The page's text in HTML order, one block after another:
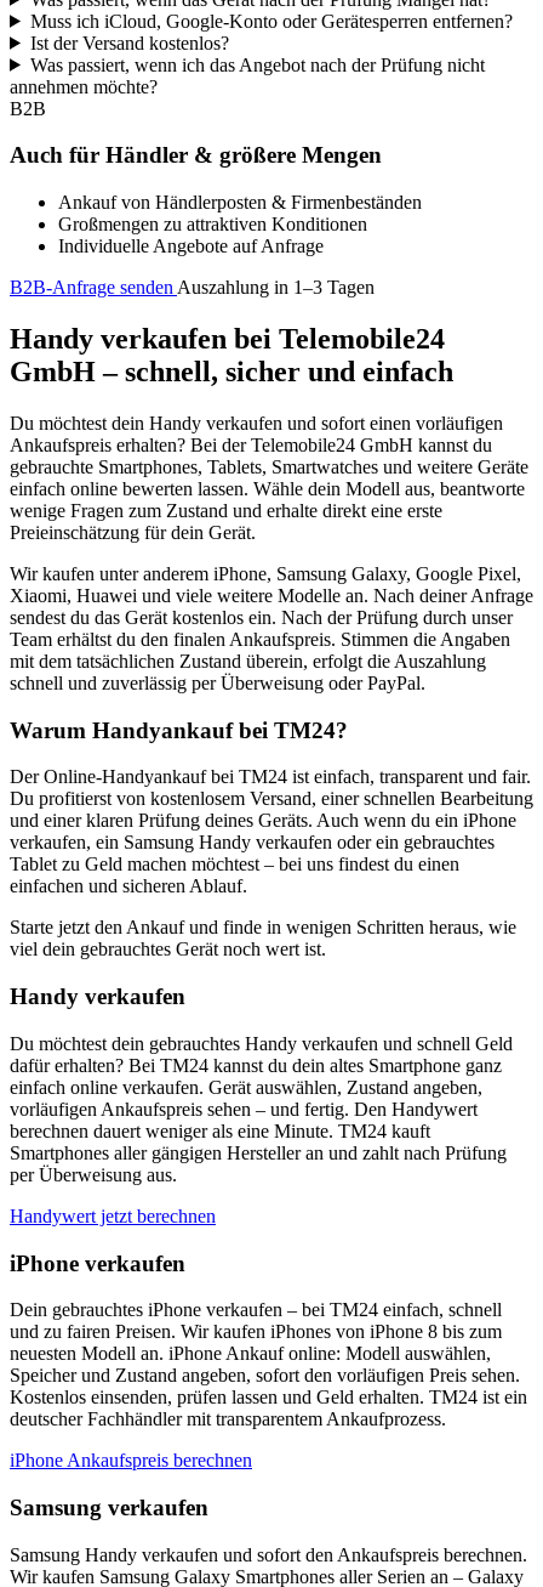
Muss ich iCloud, Google-Konto oder Gerätesperren entfernen?
Ist der Versand kostenlos?
Was passiert, wenn ich das Angebot nach der Prüfung nicht
annehmen möchte?
B2B
Auch für Händler & größere Mengen
Ankauf von Händlerposten & Firmenbeständen
Großmengen zu attraktiven Konditionen
Individuelle Angebote auf Anfrage
B2B-Anfrage senden Auszahlung in 1–3 Tagen
Handy verkaufen bei Telemobile24
GmbH – schnell, sicher und einfach
Du möchtest dein Handy verkaufen und sofort einen vorläufigen
Ankaufspreis erhalten? Bei der Telemobile24 GmbH kannst du
gebrauchte Smartphones, Tablets, Smartwatches und weitere Geräte
einfach online bewerten lassen. Wähle dein Modell aus, beantworte
wenige Fragen zum Zustand und erhalte direkt eine erste
Preieinschätzung für dein Gerät.
Wir kaufen unter anderem iPhone, Samsung Galaxy, Google Pixel,
Xiaomi, Huawei und viele weitere Modelle an. Nach deiner Anfrage
sendest du das Gerät kostenlos ein. Nach der Prüfung durch unser
Team erhältst du den finalen Ankaufspreis. Stimmen die Angaben
mit dem tatsächlichen Zustand überein, erfolgt die Auszahlung
schnell und zuverlässig per Überweisung oder PayPal.
Warum Handyankauf bei TM24?
Der Online-Handyankauf bei TM24 ist einfach, transparent und fair.
Du profitierst von kostenlosem Versand, einer schnellen Bearbeitung
und einer klaren Prüfung deines Geräts. Auch wenn du ein iPhone
verkaufen, ein Samsung Handy verkaufen oder ein gebrauchtes
Tablet zu Geld machen möchtest – bei uns findest du einen
einfachen und sicheren Ablauf.
Starte jetzt den Ankauf und finde in wenigen Schritten heraus, wie
viel dein gebrauchtes Gerät noch wert ist.
Handy verkaufen
Du möchtest dein gebrauchtes Handy verkaufen und schnell Geld
dafür erhalten? Bei TM24 kannst du dein altes Smartphone ganz
einfach online verkaufen. Gerät auswählen, Zustand angeben,
vorläufigen Ankaufspreis sehen – und fertig. Den Handywert
berechnen dauert weniger als eine Minute. TM24 kauft
Smartphones aller gängigen Hersteller an und zahlt nach Prüfung
per Überweisung aus.
Handywert jetzt berechnen
iPhone verkaufen
Dein gebrauchtes iPhone verkaufen – bei TM24 einfach, schnell
und zu fairen Preisen. Wir kaufen iPhones von iPhone 8 bis zum
neuesten Modell an. iPhone Ankauf online: Modell auswählen,
Speicher und Zustand angeben, sofort den vorläufigen Preis sehen.
Kostenlos einsenden, prüfen lassen und Geld erhalten. TM24 ist ein
deutscher Fachhändler mit transparentem Ankaufprozess.
iPhone Ankaufspreis berechnen
Samsung verkaufen
Samsung Handy verkaufen und sofort den Ankaufspreis berechnen.
Wir kaufen Samsung Galaxy Smartphones aller Serien an – Galaxy